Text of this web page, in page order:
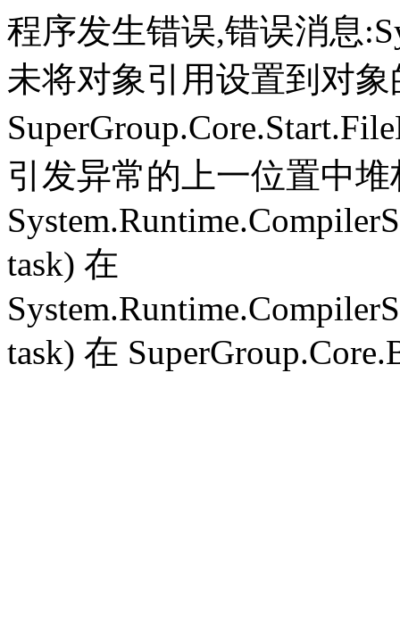
程序发生错误,错误消息
未将对象引用设置到对
引发异常的上一位置中
task) 在
task) 在